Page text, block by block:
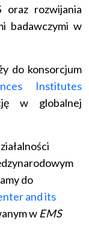
oraz rozwijania
badawczymi w
do konsorcjum
Institutes
w globalnej
do
and its
wEMS